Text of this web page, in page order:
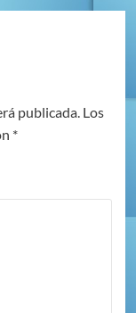
publicada. Los
*